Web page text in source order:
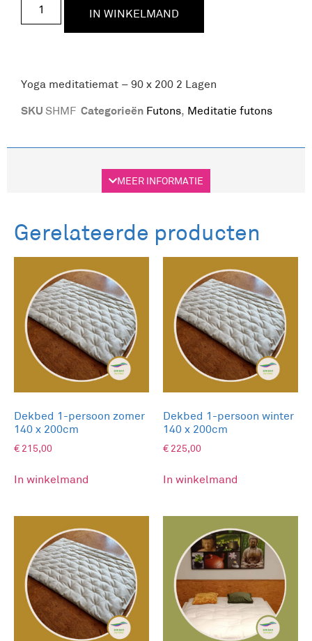
IN WINKELMAND
Yoga meditatiemat – 90 x 200 2 Lagen
SKU SHMF Categorieën Futons, Meditatie futons
Aanvullende informatie
Beschrijving
katoenvulling) kan perfect worden gebruikt als
yoga- of meditatiematje. Na gebruik rol je hem
gewoon terug op.
MEER INFORMATIE
Gerelateerde producten
Dekbed 1-persoon zomer
140 x 200cm
€ 215,00
In winkelmand
Dekbed 1-persoon winter
140 x 200cm
€ 225,00
In winkelmand